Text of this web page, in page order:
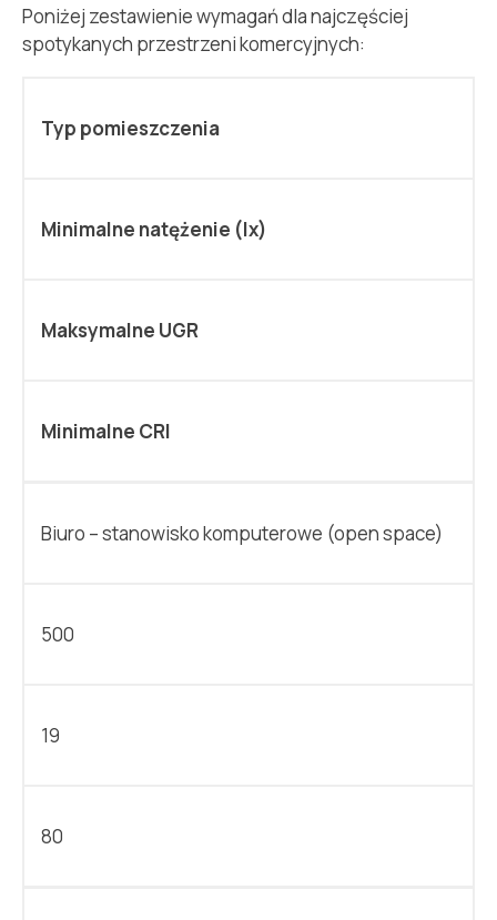
Poniżej zestawienie wymagań dla najczęściej
spotykanych przestrzeni komercyjnych:
Typ pomieszczenia
Minimalne natężenie (lx)
Maksymalne UGR
Minimalne CRI
Biuro – stanowisko komputerowe (open space)
500
19
80